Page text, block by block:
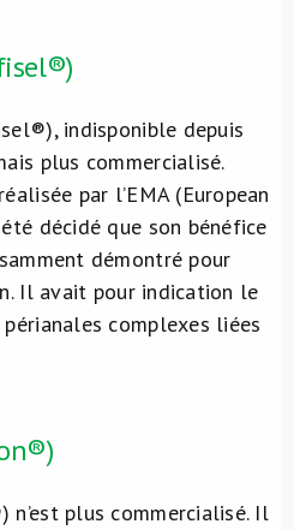
indisponible depuis
plus commercialisé.
par l’EMA (European
décidé que son bénéfice
démontré pour
Il avait pour indication le
complexes liées
n’est plus commercialisé. Il